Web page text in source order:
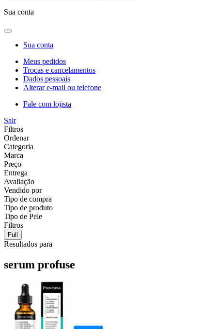
Sua conta
Sua conta
Meus pedidos
Trocas e cancelamentos
Dados pessoais
Alterar e-mail ou telefone
Fale com lojista
Sair
Filtros
Ordenar
Categoria
Marca
Preço
Entrega
Avaliação
Vendido por
Tipo de compra
Tipo de produto
Tipo de Pele
Filtros
Full
Resultados para
serum profuse